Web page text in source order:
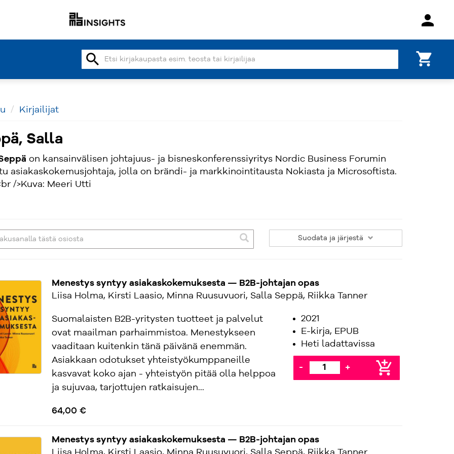
person
search shopping_cart
Kirjailijat
Salla
on kansainvälisen johtajuus- ja bisneskonferenssiyritys Nordic Business Forumin
asiakaskokemusjohtaja, jolla on brändi- ja markkinointitausta Nokiasta ja Microsoftista.
/>Kuva: Meeri Utti
Suodata ja järjestä
Menestys syntyy asiakaskokemuksesta — B2B-johtajan opas
Liisa Holma, Kirsti Laasio, Minna Ruusuvuori, Salla Seppä, Riikka Tanner
Suomalaisten B2B-yritysten tuotteet ja palvelut
ovat maailman parhaimmistoa. Menestykseen
vaaditaan kuitenkin tänä päivänä enemmän.
Asiakkaan odotukset yhteistyökumppaneille
kasvavat koko ajan - yhteistyön pitää olla helppoa
ja sujuvaa, tarjottujen ratkaisujen...
64,00 €
2021
E-kirja, EPUB
Heti ladattavissa
- + add_shopping_cart
Menestys syntyy asiakaskokemuksesta — B2B-johtajan opas